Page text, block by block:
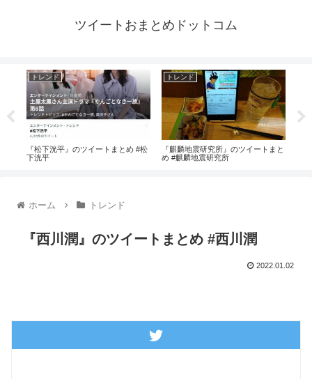
ツイートおまとめドットコム
トレンド
『松下洸平』のツイートまとめ #松
下洸平
トレンド
『麒麟地震研究所』のツイートまと
め #麒麟地震研究所
ホーム トレンド
『西川潤』のツイートまとめ #西川潤
2022.01.02